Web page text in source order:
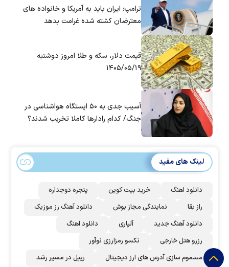
ترامپ: ایران باید به آمریکا و خانواده های
معترضان کشته شده غرامت بدهد
قیمت دلار، سکه و طلا امروز دوشنبه
۱۴۰۵/۰۵/۱۹
آسیب جدی به ۵۰ ایستگاه هواشناسی در
جنگ/ کدام رادار‌ها کاملا تخریب شدند؟
لینک های مفید
دانلود اهنگ خرید بیت کوین
پنجره دوجداره
راز بقا
نمایندگی مجاز بوش
دانلود آهنگ رز‌ موزیک
دانلود آهنگ جدید
آلپاری
دانلود اهنگ
رزرو هتل خارجی
نکسو رمزارزی نوآور
مسموم سازی آدرس های ارز دیجیتال
ریپل در مسیر رشد